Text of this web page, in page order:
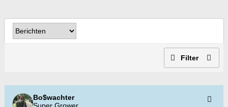
Filter
Bo$wachter